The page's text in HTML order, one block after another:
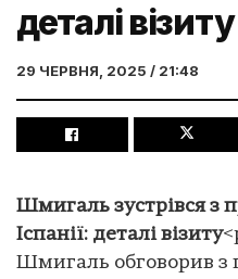
деталі візиту
29 ЧЕРВНЯ, 2025 / 21:48
Шмигаль зустрівся з
Іспанії: деталі візиту
Шмигаль обговорив з